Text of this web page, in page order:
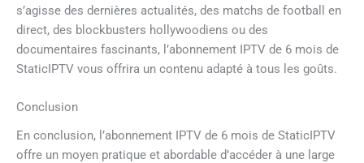
s’agisse des dernières actualités, des matchs de football en
direct, des blockbusters hollywoodiens ou des
documentaires fascinants, l’abonnement IPTV de 6 mois de
StaticIPTV vous offrira un contenu adapté à tous les goûts.
Conclusion
En conclusion, l’abonnement IPTV de 6 mois de StaticIPTV
offre un moyen pratique et abordable d’accéder à une large